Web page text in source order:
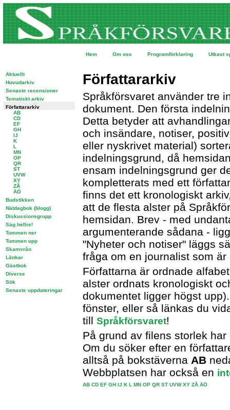
Hem Om oss Programförklaring Utkast
Aktuellt
Huvudarkiv
Senaste recensioner
Tematiskt arkiv
Författararkiv
AB
CD
EF
GH
IJ
K
L
MN
OP
QR
ST
UVW
XY
ZÅ
ÄÖ
Budstikken
Nätdagbok (blogg)
Diskussionsgrupp
Säg hellre!
Tummen ner
Tummen upp
Skamvrån
Länkar
Gästbok
Diverse
Sök
Senaste uppdateringar
Författararkiv
Språkförsvaret använder tre
dokument. Den första
Detta betyder att
och insändare, notiser,
eller nyskrivet material)
indelningsgrund, då
ensam indelningsgrund ger
kompletterats med ett
finns det ett kronologiskt
att de flesta alster på
hemsidan. Brev - med
argumenterande sådana -
"Nyheter och notiser" läggs
fråga om en journalist som
Författarna är ordnade
alster ordnats kronologiskt
dokumentet ligger högst
fönster, eller så länkas du
till Språkförsvaret!
På grund av filens storlek
Om du söker efter en
alltså på bokstäverna AB
Webbplatsen har också en
AB CD EF GH IJ K L MN OP QR ST UVW XY ZÅ ÄÖ